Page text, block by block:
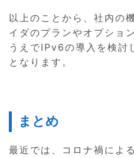
以上のことから、社内の
イダのプランやオプショ
うえでIPv6の導入を検討
となります。
まとめ
最近では、コロナ禍によ